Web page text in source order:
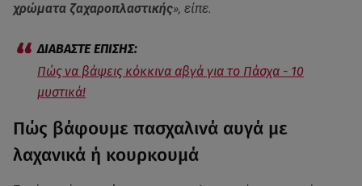
χρώματα ζαχαροπλαστικής», είπε.
Πώς να βάψεις κόκκινα αβγά για το Πάσχα - 10
μυστικά!
Πώς βάφουμε πασχαλινά αυγά με
λαχανικά ή κουρκουμά